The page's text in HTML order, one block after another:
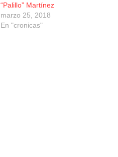
“Palillo” Martínez
marzo 25, 2018
En "cronicas"